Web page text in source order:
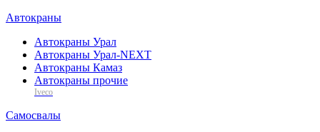
Автокраны
Автокраны Урал
Автокраны Урал-NEXT
Автокраны Камаз
Автокраны прочие
Iveco
Самосвалы